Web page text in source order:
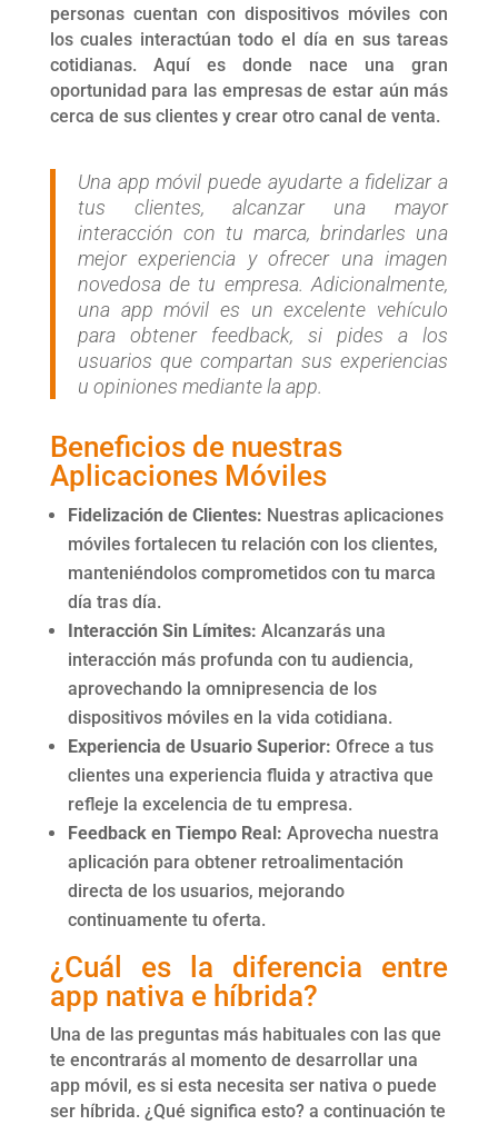
personas cuentan con dispositivos móviles con
los cuales interactúan todo el día en sus tareas
cotidianas. Aquí es donde nace una gran
oportunidad para las empresas de estar aún más
cerca de sus clientes y crear otro canal de venta.
Una app móvil puede ayudarte a fidelizar a
tus clientes, alcanzar una mayor
interacción con tu marca, brindarles una
mejor experiencia y ofrecer una imagen
novedosa de tu empresa. Adicionalmente,
una app móvil es un excelente vehículo
para obtener feedback, si pides a los
usuarios que compartan sus experiencias
u opiniones mediante la app.
Beneficios de nuestras
Aplicaciones Móviles
Fidelización de Clientes: Nuestras aplicaciones
móviles fortalecen tu relación con los clientes,
manteniéndolos comprometidos con tu marca
día tras día.
Interacción Sin Límites: Alcanzarás una
interacción más profunda con tu audiencia,
aprovechando la omnipresencia de los
dispositivos móviles en la vida cotidiana.
Experiencia de Usuario Superior: Ofrece a tus
clientes una experiencia fluida y atractiva que
refleje la excelencia de tu empresa.
Feedback en Tiempo Real: Aprovecha nuestra
aplicación para obtener retroalimentación
directa de los usuarios, mejorando
continuamente tu oferta.
¿Cuál es la diferencia entre
app nativa e híbrida?
Una de las preguntas más habituales con las que
te encontrarás al momento de desarrollar una
app móvil, es si esta necesita ser nativa o puede
ser híbrida. ¿Qué significa esto? a continuación te